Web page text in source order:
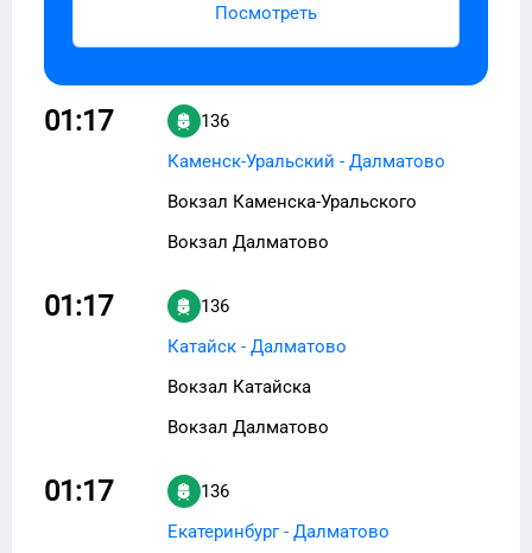
Посмотреть
01:17
136
Каменск-Уральский - Далматово
Вокзал Каменска-Уральского
Вокзал Далматово
01:17
136
Катайск - Далматово
Вокзал Катайска
Вокзал Далматово
01:17
136
Екатеринбург - Далматово